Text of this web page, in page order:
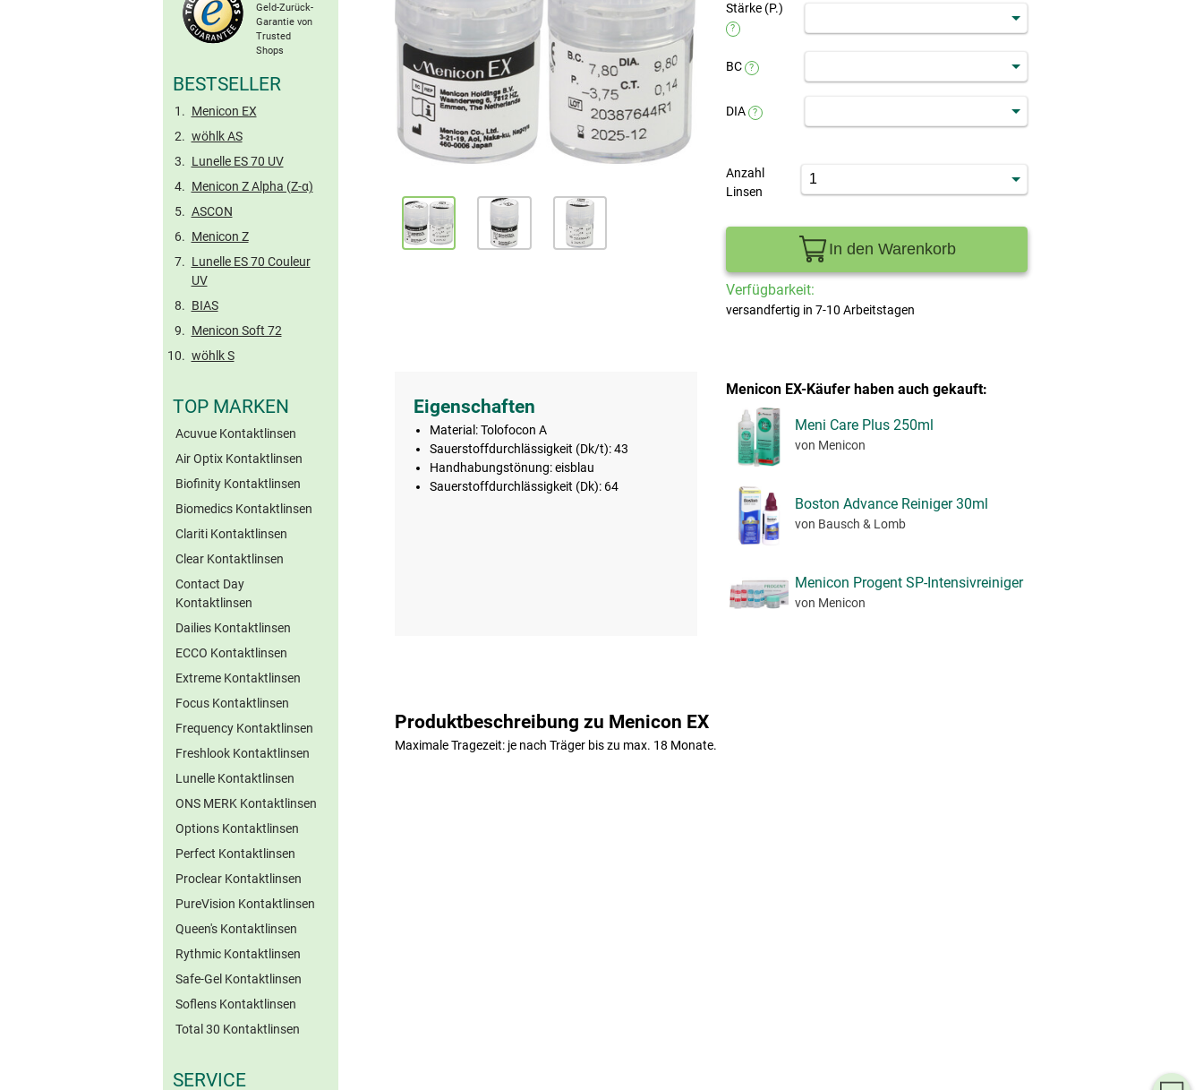
Benetzungstropfen
Hartlinsen-Pflege
Geld-Zurück-
Garantie von
Trusted
Shops
BESTSELLER
Menicon EX
wöhlk AS
Lunelle ES 70 UV
Menicon Z Alpha (Z-α)
ASCON
Menicon Z
Lunelle ES 70 Couleur
UV
BIAS
Menicon Soft 72
wöhlk S
TOP MARKEN
Acuvue Kontaktlinsen
Air Optix Kontaktlinsen
Biofinity Kontaktlinsen
Biomedics Kontaktlinsen
Clariti Kontaktlinsen
Clear Kontaktlinsen
Contact Day
Kontaktlinsen
Dailies Kontaktlinsen
ECCO Kontaktlinsen
Extreme Kontaktlinsen
Focus Kontaktlinsen
Frequency Kontaktlinsen
Freshlook Kontaktlinsen
Lunelle Kontaktlinsen
ONS MERK Kontaktlinsen
Options Kontaktlinsen
Perfect Kontaktlinsen
Proclear Kontaktlinsen
PureVision Kontaktlinsen
Queen's Kontaktlinsen
Rythmic Kontaktlinsen
Safe-Gel Kontaktlinsen
Soflens Kontaktlinsen
Total 30 Kontaktlinsen
SERVICE
Stärke (P.)
?
BC ?
DIA ?
Anzahl
Linsen
In den Warenkorb
Verfügbarkeit:
versandfertig in 7-10 Arbeitstagen
Eigenschaften
Material: Tolofocon A
Sauerstoffdurchlässigkeit (Dk/t): 43
Handhabungstönung: eisblau
Sauerstoffdurchlässigkeit (Dk): 64
Menicon EX-Käufer haben auch gekauft:
Meni Care Plus 250ml
von Menicon
Boston Advance Reiniger 30ml
von Bausch & Lomb
Menicon Progent SP-Intensivreiniger
von Menicon
Produktbeschreibung zu Menicon EX
Maximale Tragezeit: je nach Träger bis zu max. 18 Monate.